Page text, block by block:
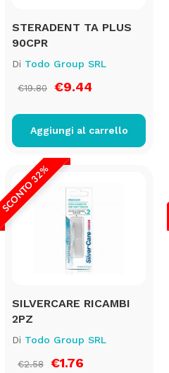
STERADENT TA PLUS
90CPR
Di Todo Group SRL
€19.80 €9.44
Aggiungi al carrello
SCONTO 32%
SILVERCARE RICAMBI
2PZ
Di Todo Group SRL
€2.58 €1.76